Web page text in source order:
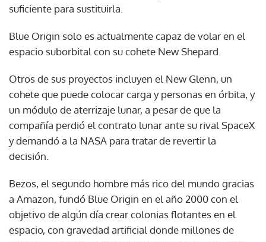
suficiente para sustituirla.
Blue Origin solo es actualmente capaz de volar en el
espacio suborbital con su cohete New Shepard.
Otros de sus proyectos incluyen el New Glenn, un
cohete que puede colocar carga y personas en órbita, y
un módulo de aterrizaje lunar, a pesar de que la
compañía perdió el contrato lunar ante su rival SpaceX
y demandó a la NASA para tratar de revertir la
decisión.
Bezos, el segundo hombre más rico del mundo gracias
a Amazon, fundó Blue Origin en el año 2000 con el
objetivo de algún día crear colonias flotantes en el
espacio, con gravedad artificial donde millones de